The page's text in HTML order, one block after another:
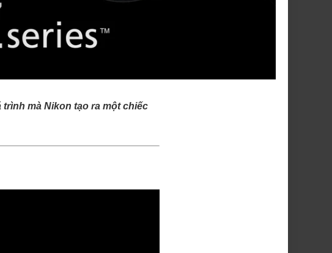
mà Nikon tạo ra một chiếc